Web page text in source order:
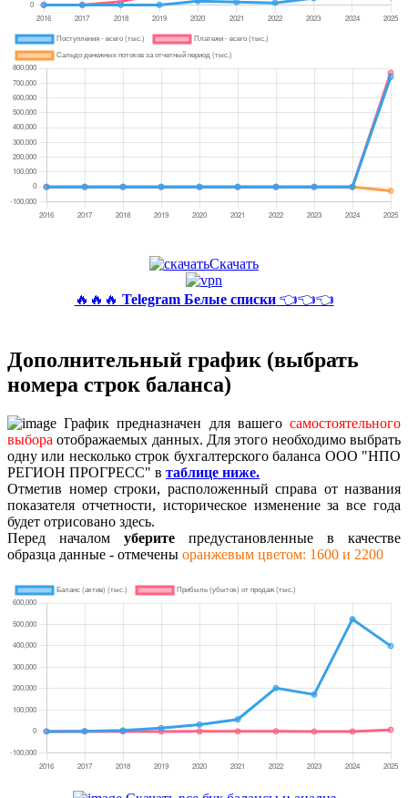
Скачать
🔥🔥🔥 Telegram Белые списки👈👈👈
Дополнительный график (выбрать
номера строк баланса)
График предназначен для вашего самостоятельного
выбора отображаемых данных. Для этого необходимо выбрать
одну или несколько строк бухгалтерского баланса ООО "НПО
РЕГИОН ПРОГРЕСС" в таблице ниже.
Отметив номер строки, расположенный справа от названия
показателя отчетности, историческое изменение за все года
будет отрисовано здесь.
Перед началом уберите предустановленные в качестве
образца данные - отмечены оранжевым цветом: 1600 и 2200